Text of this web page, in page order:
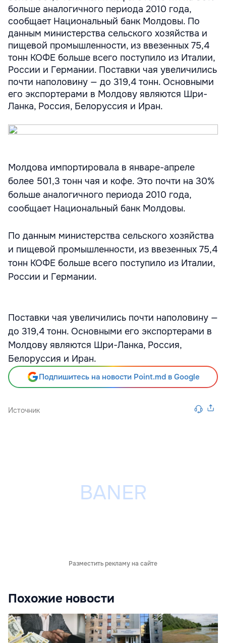
больше аналогичного периода 2010 года,
сообщает Национальный банк Молдовы. По
данным министерства сельского хозяйства и
пищевой промышленности, из ввезенных 75,4
тонн КОФЕ больше всего поступило из Италии,
России и Германии. Поставки чая увеличились
почти наполовину — до 319,4 тонн. Основными
его экспортерами в Молдову являются Шри-
Ланка, Россия, Белоруссия и Иран.
Молдова импортировала в январе-апреле
более 501,3 тонн чая и кофе. Это почти на 30%
больше аналогичного периода 2010 года,
сообщает Национальный банк Молдовы.
По данным министерства сельского хозяйства
и пищевой промышленности, из ввезенных 75,4
тонн КОФЕ больше всего поступило из Италии,
России и Германии.
Поставки чая увеличились почти наполовину —
до 319,4 тонн. Основными его экспортерами в
Молдову являются Шри-Ланка, Россия,
Белоруссия и Иран.
Подпишитесь на новости Point.md в Google
Источник
Разместить рекламу на сайте
Похожие новости